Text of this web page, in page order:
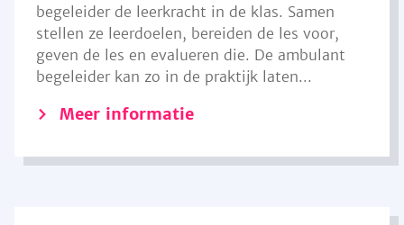
begeleider de leerkracht in de klas. Samen
stellen ze leerdoelen, bereiden de les voor,
geven de les en evalueren die. De ambulant
begeleider kan zo in de praktijk laten...
Meer informatie